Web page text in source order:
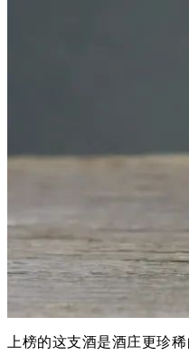
上榜的这支酒是酒庄更珍